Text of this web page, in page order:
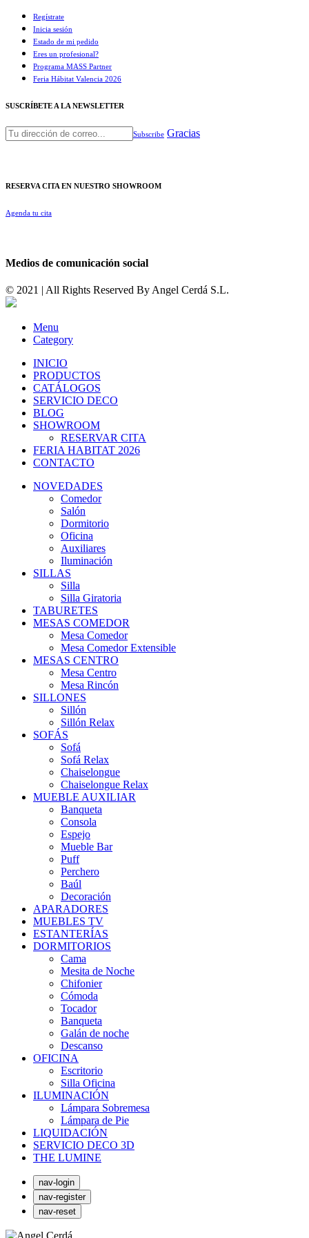
Regístrate
Inicia sesión
Estado de mi pedido
Eres un profesional?
Programa MASS Partner
Feria Hábitat Valencia 2026​
SUSCRÍBETE A LA NEWSLETTER
Subscribe Gracias
RESERVA CITA EN NUESTRO SHOWROOM
Agenda tu cita
Medios de comunicación social
© 2021 | All Rights Reserved By Angel Cerdá S.L.
Menu
Category
INICIO
PRODUCTOS
CATÁLOGOS
SERVICIO DECO
BLOG
SHOWROOM
RESERVAR CITA
FERIA HABITAT 2026
CONTACTO
NOVEDADES
Comedor
Salón
Dormitorio
Oficina
Auxiliares
Iluminación
SILLAS
Silla
Silla Giratoria
TABURETES
MESAS COMEDOR
Mesa Comedor
Mesa Comedor Extensible
MESAS CENTRO
Mesa Centro
Mesa Rincón
SILLONES
Sillón
Sillón Relax
SOFÁS
Sofá
Sofá Relax
Chaiselongue
Chaiselongue Relax
MUEBLE AUXILIAR
Banqueta
Consola
Espejo
Mueble Bar
Puff
Perchero
Baúl
Decoración
APARADORES
MUEBLES TV
ESTANTERÍAS
DORMITORIOS
Cama
Mesita de Noche
Chifonier
Cómoda
Tocador
Banqueta
Galán de noche
Descanso
OFICINA
Escritorio
Silla Oficina
ILUMINACIÓN
Lámpara Sobremesa
Lámpara de Pie
LIQUIDACIÓN
SERVICIO DECO 3D
THE LUMINE
nav-login
nav-register
nav-reset